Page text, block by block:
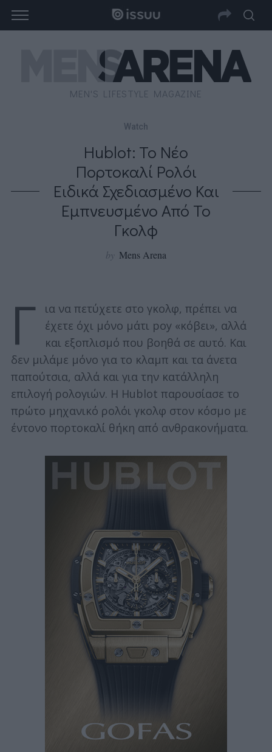
MEN'S LIFESTYLE MAGAZINE
Watch
Hublot: Το Νέο
Πορτοκαλί Ρολόι
Ειδικά Σχεδιασμένο Και
Εμπνευσμένο Από Το
Γκολφ
by Mens Arena
Γ
ια να πετύχετε στο γκολφ, πρέπει να
έχετε όχι μόνο μάτι poy «κόβει», αλλά
και εξοπλισμό που βοηθά σε αυτό. Και
δεν μιλάμε μόνο για το κλαμπ και τα άνετα
παπούτσια, αλλά και για την κατάλληλη
επιλογή ρολογιών. Η Hublot παρουσίασε το
πρώτο μηχανικό ρολόι γκολφ στον κόσμο με
έντονο πορτοκαλί θήκη από ανθρακονήματα.